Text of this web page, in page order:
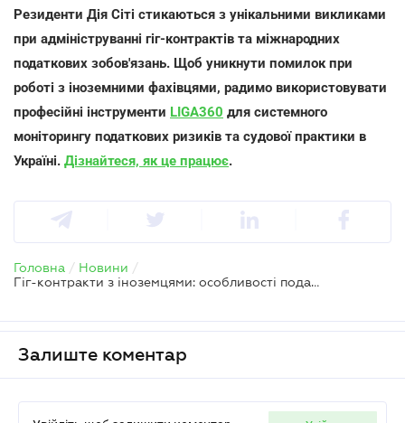
Резиденти Дія Сіті стикаються з унікальними викликами
при адмініструванні гіг-контрактів та міжнародних
податкових зобов'язань. Щоб уникнути помилок при
роботі з іноземними фахівцями, радимо використовувати
професійні інструменти LIGA360 для системного
моніторингу податкових ризиків та судової практики в
Україні. Дізнайтеся, як це працює.
Головна / Новини /
Гіг-контракти з іноземцями: особливості податкової звітності та застосування міжнародних договорів
Залиште коментар